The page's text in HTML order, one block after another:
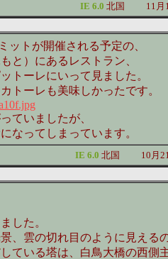
IE 6.0 北国 11
トが開催される予定の、
と）にあるレストラン、
トーレにいって見ました。
トーレも美味しかったです。
ていましたが、
なってしまっています。
IE 6.0 北国 10月
した。
、雲の切れ目のように見える
ている塔は、白鳥大橋の西側